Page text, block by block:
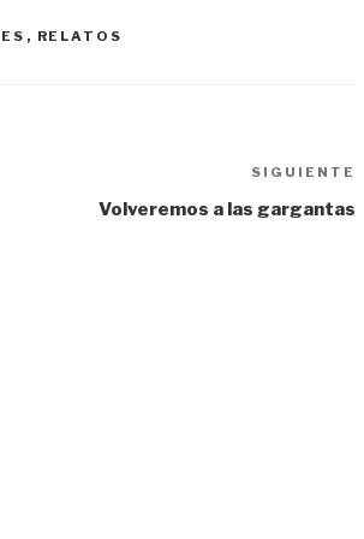
, RELATOS
SIGUIENTE
Volveremos a las gargantas